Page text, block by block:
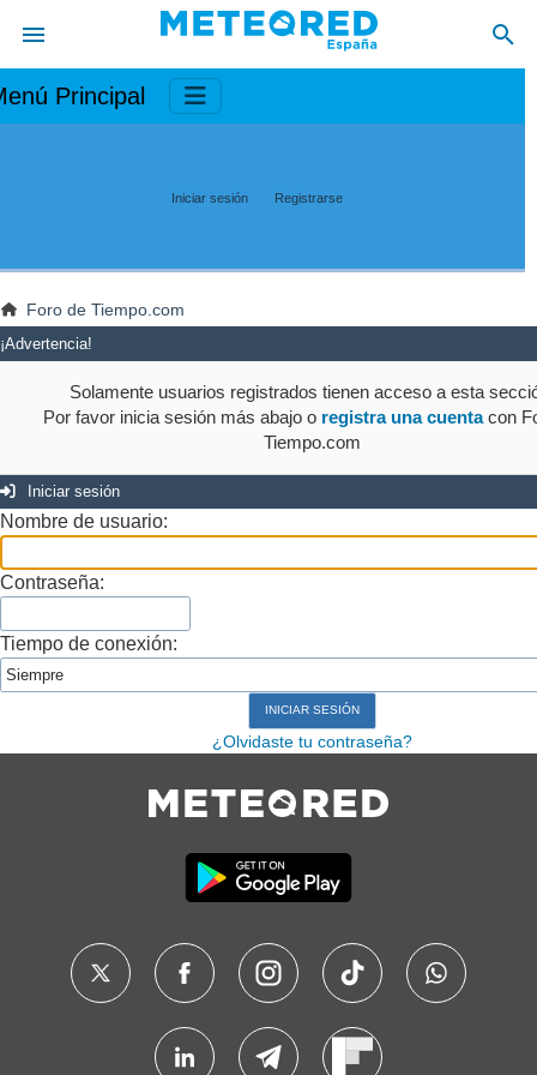
Principal
Iniciar sesión Registrarse
Foro de Tiempo.com
¡Advertencia!
Solamente usuarios registrados tienen acceso a esta
Por favor inicia sesión más abajo o registra una cuentacon
Tiempo.com
Iniciar sesión
Nombre de usuario:
Contraseña:
Tiempo de conexión:
¿Olvidaste tu contraseña?